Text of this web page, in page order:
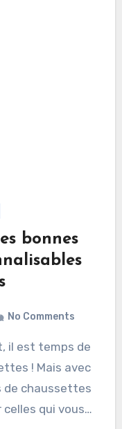
bonnes
No Comments
! Mais avec
chaussettes
qui vous…